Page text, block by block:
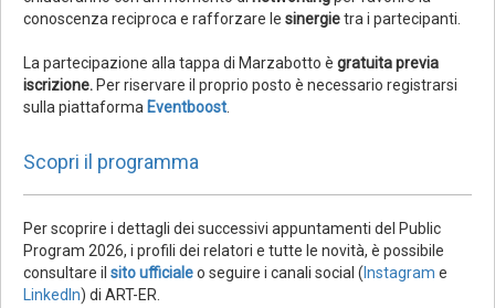
conoscenza reciproca e rafforzare le sinergietra i partecipanti.
La partecipazione alla tappa di Marzabotto è gratuita previa
iscrizione. Per riservare il proprio posto è necessario registrarsi
sulla piattaforma Eventboost
Scopri il programma
Per scoprire i dettagli dei successivi appuntamenti del Public
Program 2026, i profili dei relatori e tutte le novità, è possibile
consultare il sito ufficialeo seguire i canali social ( Instagram e
LinkedIn) di ART-ER.